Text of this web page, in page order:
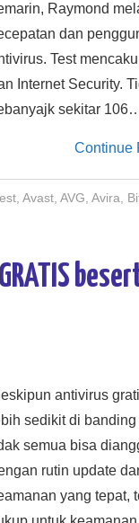
Raymond
dan
Test
Internet Security.
sekitar
Continue
, Avast, AVG Avira
antivirus
sedikit di
semua bisa
rutin update
yang tepat,